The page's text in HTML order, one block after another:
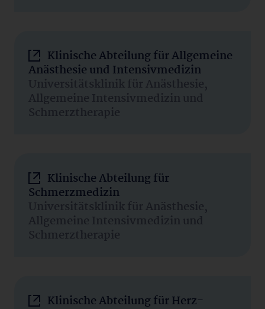
Klinische Abteilung für Allgemeine
Anästhesie und Intensivmedizin
Universitätsklinik für Anästhesie,
Allgemeine Intensivmedizin und
Schmerztherapie
Klinische Abteilung für
Schmerzmedizin
Universitätsklinik für Anästhesie,
Allgemeine Intensivmedizin und
Schmerztherapie
Klinische Abteilung für Herz-